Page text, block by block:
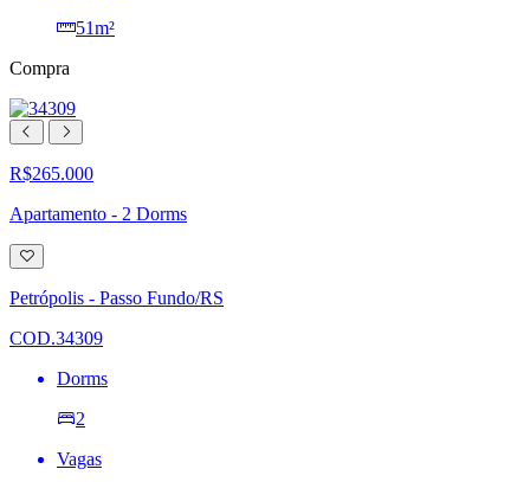
51m²
Compra
R$265.000
Apartamento - 2 Dorms
Adicionar
à
lista
de
Petrópolis - Passo Fundo/RS
COD.34309
Dorms
2
Vagas